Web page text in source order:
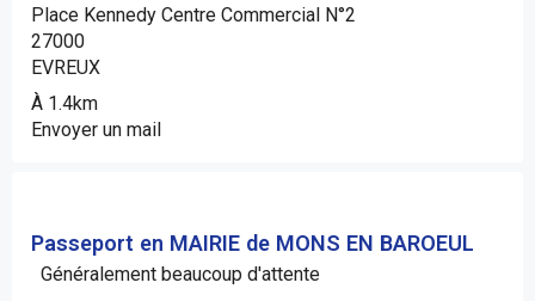
Place Kennedy Centre Commercial N°2
27000
EVREUX
À 1.4km
Envoyer un mail
Passeport en MAIRIE de MONS EN BAROEUL
Généralement beaucoup d'attente